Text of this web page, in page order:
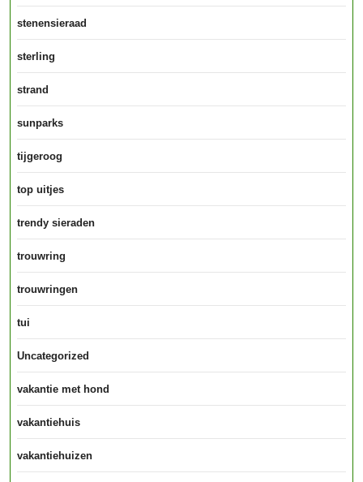
stenensieraad
sterling
strand
sunparks
tijgeroog
top uitjes
trendy sieraden
trouwring
trouwringen
tui
Uncategorized
vakantie met hond
vakantiehuis
vakantiehuizen